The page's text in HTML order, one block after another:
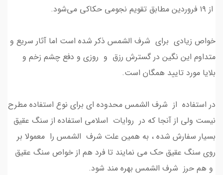
از ۱۹ فروردین مطابق تقویم‌ نجومی حکاکی می‌شود.
خواص زیادی برای شرف الشمس ذکر شده است اما آثار سریع و
متداوم این نگین در گسترش رزق و روزی و دفع چشم زخم و
بلایا مورد تایید همگان است.
در استفاده از شرف الشمس محدوده ای برای نوع استفاده مطرح
نیست ولی از آنجا که در روایات اسلامی استفاده از سنگ عقیق
بسیار سفارش شده ، به همین علت شرف الشمس را معمولا بر
روی سنگ عقیق حک می نمایند تا فرد هم از خواص سنگ عقیق
و هم حرز شرف الشمس بهره مند شود.